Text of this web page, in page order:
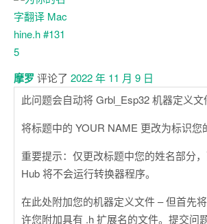
注
释
摩罗 评论了 2022 年 11 月 9 日
此问题会自动将 Grbl_Esp32 机器定义
将标题中的 YOUR NAME 更改为标识
重要提示：仅更改标题中您的姓名部分
Hub 将不会运行转换器程序。
在此处附加您的机器定义文件 – 但首先
许您附加具有 .h 扩展名的文件。提交问